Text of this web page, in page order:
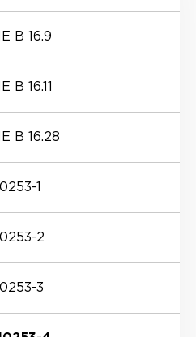
B 16.9
16.11
B 16.28
1
2
3